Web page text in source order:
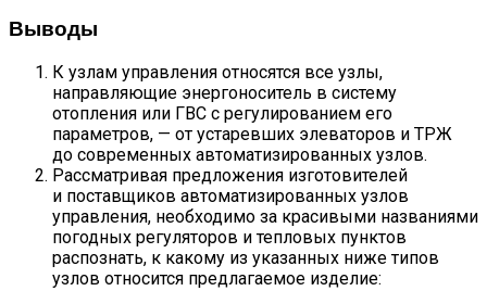
Выводы
К узлам управления относятся все узлы,
направляющие энергоноситель в систему
отопления или ГВС с регулированием его
параметров, — от устаревших элеваторов и ТРЖ
до современных автоматизированных узлов.
Рассматривая предложения изготовителей
и поставщиков автоматизированных узлов
управления, необходимо за красивыми названиями
погодных регуляторов и тепловых пунктов
распознать, к какому из указанных ниже типов
узлов относится предлагаемое изделие: